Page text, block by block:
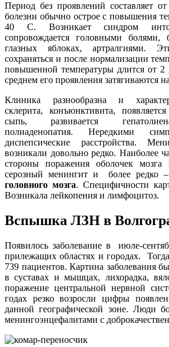
Период без проявлений составляет
болезни обычно острое с повышения
40 С. Возникает синдром
сопровождается головными
глазных яблоках, артралгиями.
сохраняться и после нормализации
повышенной температуры длится от 2
среднем его проявления затягиваются
Клиника разнообразна и
склерита, конъюнктивита,
сыпь, развивается
полиаденопатия. Нередкими
диспепсические расстройства.
возникали довольно редко. Наиболее
стороны поражения оболочек
серозный менингит и более редко
головного мозга. Специфичности
Возникала лейкопения и лимфоцитоз.
Вспышка ЛЗН в
Появилось заболевание в июле-
прилежащих областях и городах.
739 пациентов. Картина заболевания
в суставах и мышцах, лихорадка,
поражение центральной нервной
годах резко возросли цифры
данной географической зоне. Люди
менингоэнцефалитами с